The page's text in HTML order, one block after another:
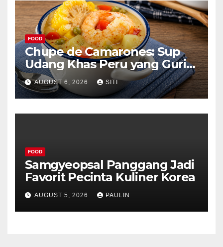
FOOD
Chupe de Camarones: Sup
Udang Khas Peru yang Gurih
Lezat
AUGUST 6, 2026 SITI
FOOD
Samgyeopsal Panggang Jadi
Favorit Pecinta Kuliner Korea
AUGUST 5, 2026 PAULIN